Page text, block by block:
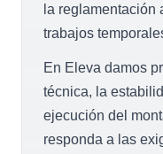
la reglamentación
trabajos
En Eleva damos
técnica, la
ejecución del
responda a las